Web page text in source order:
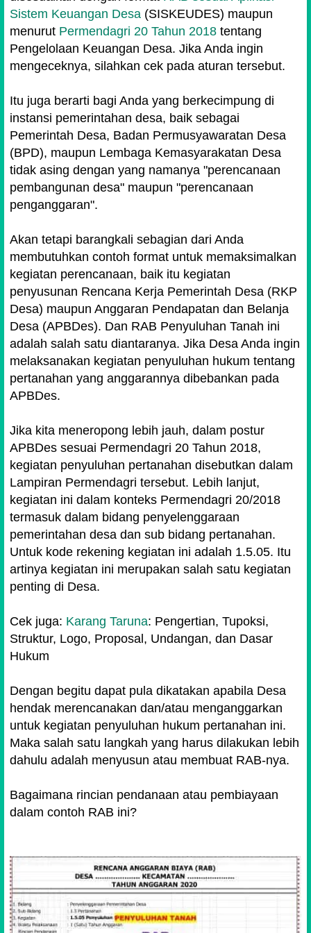
Sistem Keuangan Desa (SISKEUDES) maupun
menurut Permendagri 20 Tahun 2018 tentang
Pengelolaan Keuangan Desa. Jika Anda ingin
mengeceknya, silahkan cek pada aturan tersebut.
Itu juga berarti bagi Anda yang berkecimpung di
instansi pemerintahan desa, baik sebagai
Pemerintah Desa, Badan Permusyawaratan Desa
(BPD), maupun Lembaga Kemasyarakatan Desa
tidak asing dengan yang namanya "perencanaan
pembangunan desa" maupun "perencanaan
penganggaran".
Akan tetapi barangkali sebagian dari Anda
membutuhkan contoh format untuk memaksimalkan
kegiatan perencanaan, baik itu kegiatan
penyusunan Rencana Kerja Pemerintah Desa (RKP
Desa) maupun Anggaran Pendapatan dan Belanja
Desa (APBDes). Dan RAB Penyuluhan Tanah ini
adalah salah satu diantaranya. Jika Desa Anda ingin
melaksanakan kegiatan penyuluhan hukum tentang
pertanahan yang anggarannya dibebankan pada
APBDes.
Jika kita meneropong lebih jauh, dalam postur
APBDes sesuai Permendagri 20 Tahun 2018,
kegiatan penyuluhan pertanahan disebutkan dalam
Lampiran Permendagri tersebut. Lebih lanjut,
kegiatan ini dalam konteks Permendagri 20/2018
termasuk dalam bidang penyelenggaraan
pemerintahan desa dan sub bidang pertanahan.
Untuk kode rekening kegiatan ini adalah 1.5.05. Itu
artinya kegiatan ini merupakan salah satu kegiatan
penting di Desa.
Cek juga: Karang Taruna: Pengertian, Tupoksi,
Struktur, Logo, Proposal, Undangan, dan Dasar
Hukum
Dengan begitu dapat pula dikatakan apabila Desa
hendak merencanakan dan/atau menganggarkan
untuk kegiatan penyuluhan hukum pertanahan ini.
Maka salah satu langkah yang harus dilakukan lebih
dahulu adalah menyusun atau membuat RAB-nya.
Bagaimana rincian pendanaan atau pembiayaan
dalam contoh RAB ini?